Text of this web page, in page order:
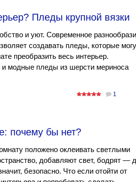
Пледы крупной вязки
и уют. Современное
создавать пледы, которые
преобразить весь интерьер.
модные пледы из шерсти мериноса
1
почему бы нет?
положено оклеивать светлыми
добавляют свет, бодрят —
безопасно. Что если отойти от